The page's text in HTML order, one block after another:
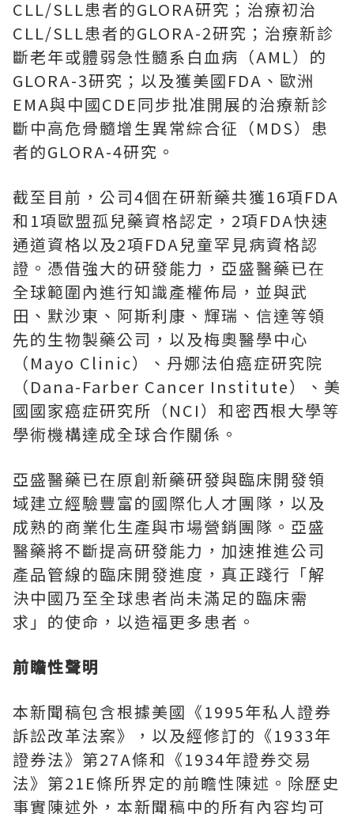
CLL/SLL患者的GLORA研究；治療初治
CLL/SLL患者的GLORA-2研究；治療新診
斷老年或體弱急性髓系白血病（AML）的
GLORA-3研究；以及獲美國FDA 、歐洲
EMA與中國CDE同步批准開展的治療新診
斷中高危骨髓增生異常綜合征（MDS）患
者的GLORA-4研究。
截至目前，公司4個在研新藥共獲16項FDA
和 1項歐盟孤兒藥資格認定， 2項FDA快速
通道資格以及2項FDA兒童罕見病資格認
證。憑借強大的研發能力，亞盛醫藥已在
全球範圍內進行知識產權佈局，並與武
田、默沙東、阿斯利康、輝瑞、信達等領
先的生物製藥公司，以及梅奧醫學中心
（Mayo Clinic）、丹娜法伯癌症研究院
（Dana-Farber Cancer Institute）、美
國國家癌症研究所（NCI）和密西根大學等
學術機構達成全球合作關係。
亞盛醫藥已在原創新藥研發與臨床開發領
域建立經驗豐富的國際化人才團隊，以及
成熟的商業化生產與市場營銷團隊。亞盛
醫藥將不斷提高研發能力，加速推進公司
產品管線的臨床開發進度，真正踐行「解
決中國乃至全球患者尚未滿足的臨床需
求」的使命，以造福更多患者。
前瞻性聲明
本新聞稿包含根據美國《1995年私人證券
訴訟改革法案》，以及經修訂的《1933年
證券法》第27A條和《1934年證券交易
法》第21E條所界定的前瞻性陳述。除歷史
事實陳述外，本新聞稿中的所有內容均可